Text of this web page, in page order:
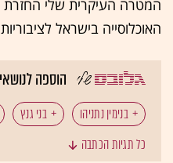
האוכלוסייה בישראל
הוספה
בנימין נתניהו בני גנץ
הרשימה המשותפת
כל תגיות הכתבה